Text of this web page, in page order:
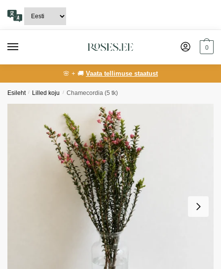
navigation
content
0
🌸 + 🚚 Vaata tellimuse staatust
Esileht / Lilled koju / Chamecordia (5 tk)